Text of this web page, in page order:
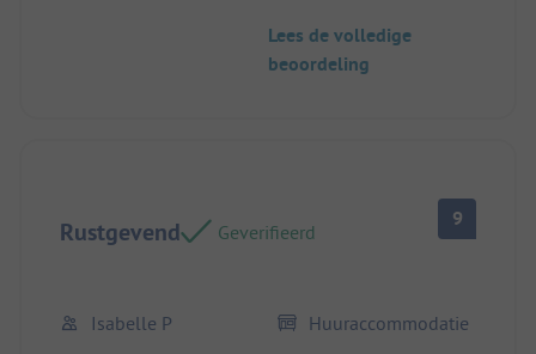
Lees de volledige
beoordeling
Rustgevend Geverifieerd
9
Isabelle P Huuraccommodatie